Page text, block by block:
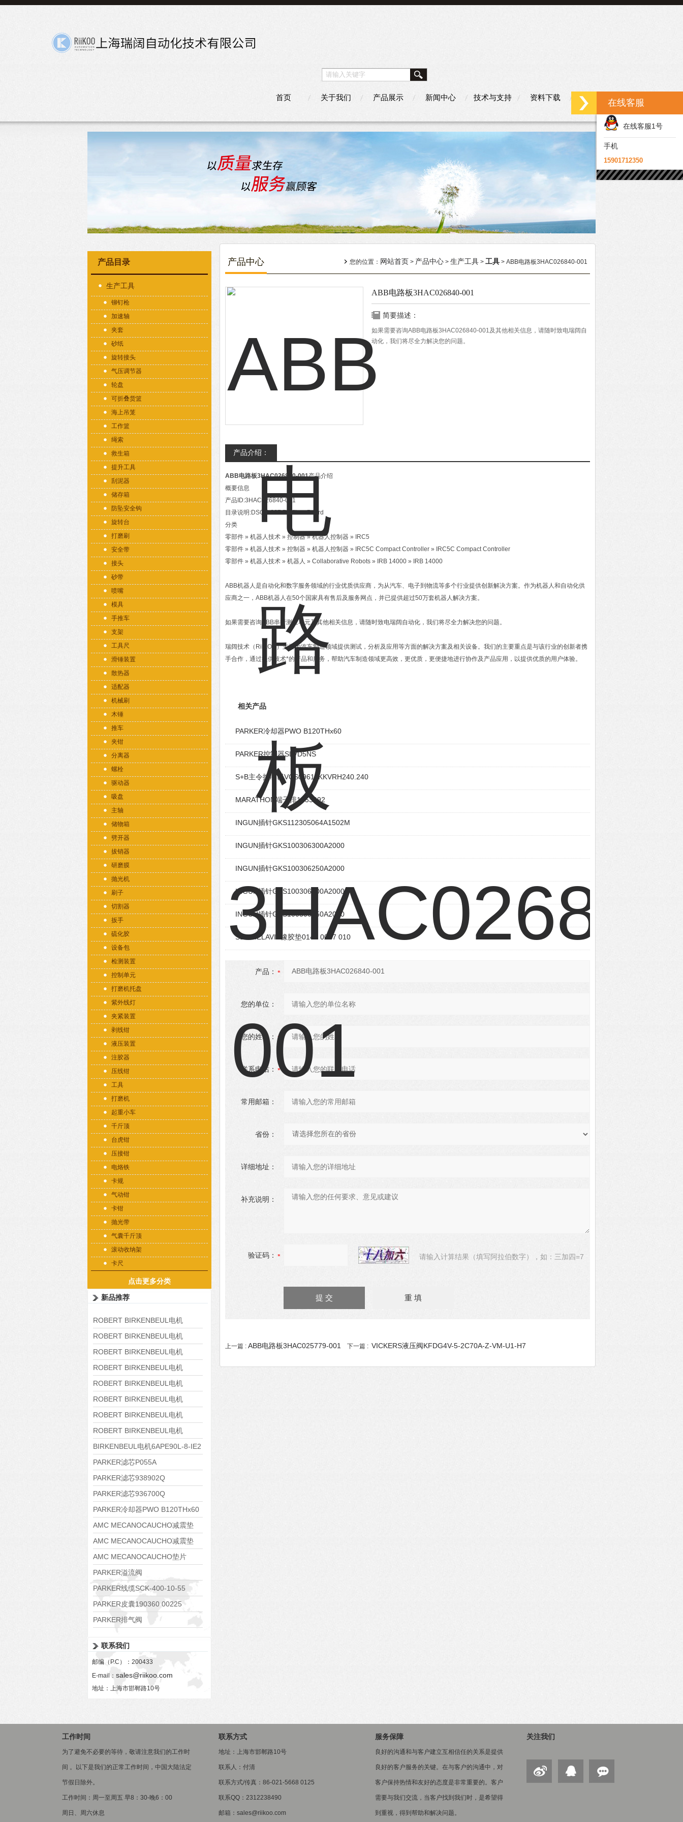
首页 关于我们 产品展示 新闻中心 技术与支持 资料下载 联系我们
产品目录
生产工具
铆钉枪
加速轴
夹套
砂纸
旋转接头
气压调节器
轮盘
可折叠货篮
海上吊笼
工作篮
绳索
救生箱
提升工具
刮泥器
储存箱
防坠安全钩
旋转台
打磨刷
安全带
接头
砂带
喷嘴
模具
手推车
支架
工具尺
滑锤装置
散热器
适配器
机械刷
木锤
推车
夹钳
分离器
螺栓
驱动器
吸盘
主轴
储物箱
劈开器
拔销器
研磨膜
抛光机
刷子
切割器
扳手
硫化胶
设备包
检测装置
控制单元
打磨机托盘
紫外线灯
夹紧装置
剥线钳
液压装置
注胶器
压线钳
工具
打磨机
起重小车
千斤顶
台虎钳
压接钳
电烙铁
卡规
气动钳
卡钳
抛光带
气囊千斤顶
滚动收纳架
卡尺
点击更多分类
新品推荐
ROBERT BIRKENBEUL电机
8APE225M-4-IE3
ROBERT BIRKENBEUL电机
8APE180L-4 IE3
ROBERT BIRKENBEUL电机
8APE160M-6 IE3
ROBERT BIRKENBEUL电机
8APE160L-4-IE3
ROBERT BIRKENBEUL电机
8APE112M-6K-IE3
ROBERT BIRKENBEUL电机
8APE100L-2 IE3
ROBERT BIRKENBEUL电机
8APE90S-4 IE3
ROBERT BIRKENBEUL电机
8APE80M-2K-IE3
BIRKENBEUL电机6APE90L-8-IE2
PARKER滤芯P055A
PARKER滤芯938902Q
PARKER滤芯936700Q
PARKER冷却器PWO B120THx60
AMC MECANOCAUCHO减震垫
138552
AMC MECANOCAUCHO减震垫
138551
AMC MECANOCAUCHO垫片
608074
PARKER溢流阀
RE06M35W2N1KWXG087
PARKER线缆SCK-400-10-55
PARKER皮囊190360 00225
PARKER排气阀
联系我们
邮编（P.C）：200433
E-mail： sales@riikoo.com
地址：上海市邯郸路10号
产品中心 您的位置： 网站首页 > 产品中心 > 生产工具 > 工具 > ABB电路板3HAC026840-001
ABB电路板3HAC026840-001
简要描述：
如果需要咨询ABB电路板3HAC026840-001及其他相关信息，请随时致电瑞阔自
动化，我们将尽全力解决您的问题。
产品介绍：
ABB电路板3HAC026840-001产品介绍
概要信息
产品ID:3HAC026840-001
目录说明:DSQC 667 Profibus Board
分类
零部件 » 机器人技术 » 控制器 » 机器人控制器 » IRC5
零部件 » 机器人技术 » 控制器 » 机器人控制器 » IRC5C Compact Controller » IRC5C Compact Controller
零部件 » 机器人技术 » 机器人 » Collaborative Robots » IRB 14000 » IRB 14000
ABB机器人是自动化和数字服务领域的行业优质供应商，为从汽车、电子到物流等多个行业提供创新解决方案。作为机器人和自动化供
应商之一，ABB机器人在50个国家具有售后及服务网点，并已提供超过50万套机器人解决方案。
如果需要咨询ABB串行测量单元及其他相关信息，请随时致电瑞阔自动化，我们将尽全力解决您的问题。
瑞阔技术（RiiKOO）主要为汽车制造领域提供测试，分析及应用等方面的解决方案及相关设备。我们的主要重点是与该行业的创新者携
手合作，通过提供技术*的产品和服务，帮助汽车制造领域更高效，更优质，更便捷地进行协作及产品应用，以提供优质的用户体验。
相关产品
PARKER冷却器PWO B120THx60
PARKER控制器SLVD5NS
S+B主令控制器VCS09611KKVRH240.240
MARATHON端子排1453992
INGUN插针GKS112305064A1502M
INGUN插针GKS100306300A2000
INGUN插针GKS100306250A2000
INGUN插针GKS100306200A2000
INGUN插针GKS100306150A2000
SES-HELAVIA橡胶垫0145 0097 010
产品：
您的单位：
您的姓名：
联系电话：
常用邮箱：
省份：
详细地址：
补充说明：
验证码： 请输入计算结果（填写阿拉伯数字），如：三加四=7
上一篇 : ABB电路板3HAC025779-001 下一篇 : VICKERS液压阀KFDG4V-5-2C70A-Z-VM-U1-H7
工作时间
为了避免不必要的等待，敬请注意我们的工作时
间 。以下是我们的正常工作时间，中国大陆法定
节假日除外。
工作时间：周一至周五 早8：30-晚6：00
周日、周六休息
联系方式
地址：上海市邯郸路10号
联系人：付清
联系方式/传真：86-021-5668 0125
联系QQ：2312238490
邮箱：sales@riikoo.com
服务保障
良好的沟通和与客户建立互相信任的关系是提供
良好的客户服务的关键。在与客户的沟通中，对
客户保持热情和友好的态度是非常重要的。客户
需要与我们交流，当客户找到我们时，是希望得
到重视，得到帮助和解决问题。
关注我们
在线客服
在线客服1号
手机
15901712350